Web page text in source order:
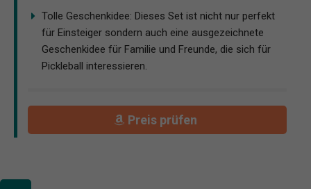
Tolle Geschenkidee: Dieses Set ist nicht nur perfekt
für Einsteiger sondern auch eine ausgezeichnete
Geschenkidee für Familie und Freunde, die sich für
Pickleball interessieren.
Preis prüfen